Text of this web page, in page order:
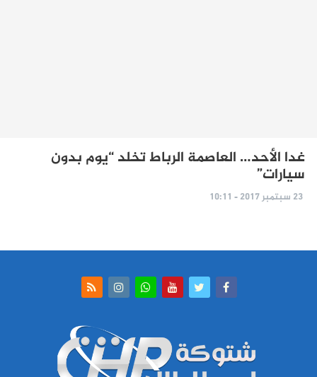
غدا الأحد… العاصمة الرباط تخلد “يوم بدون
سيارات”
23 سبتمبر 2017 - 10:11